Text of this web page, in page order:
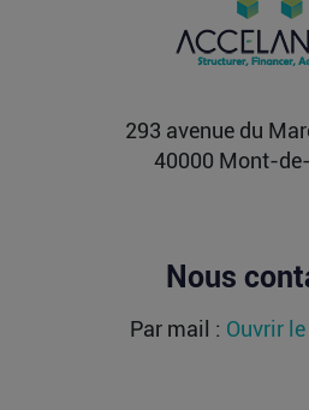
milliards de dollars ?
Après avoir levé près de 1,4
atteint une valorisation de
Lire la suite293 avenue du
40000 Mont-
Nous
Par mail : Ouvrir